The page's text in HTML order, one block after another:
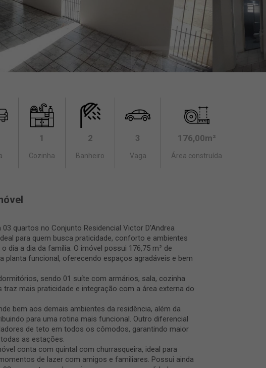
1
Cozinha
2
Banheiro
3
Vaga
176,00m²
Área construída
03 quartos no Conjunto Residencial Victor D'Andrea
para quem busca praticidade, conforto e ambientes
dia a dia da família. O imóvel possui 176,75 m² de
planta funcional, oferecendo espaços agradáveis e bem
sendo 01 suíte com armários, sala, cozinha
traz mais praticidade e integração com a área externa do
bem aos demais ambientes da residência, além da
para uma rotina mais funcional. Outro diferencial
de teto em todos os cômodos, garantindo maior
as estações.
conta com quintal com churrasqueira, ideal para
de lazer com amigos e familiares. Possui ainda